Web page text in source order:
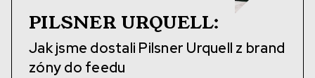
PILSNER URQUELL:
Jak jsme dostali Pilsner Urquell z brand
zóny do feedu